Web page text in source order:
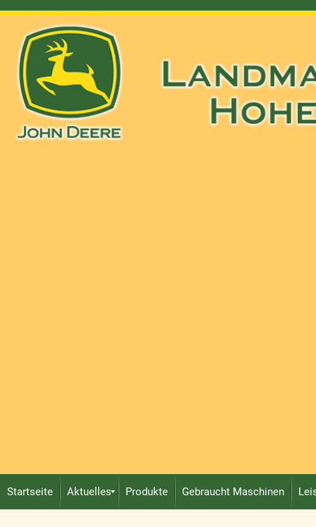
Startseite Aktuelles Produkte Gebraucht Maschinen